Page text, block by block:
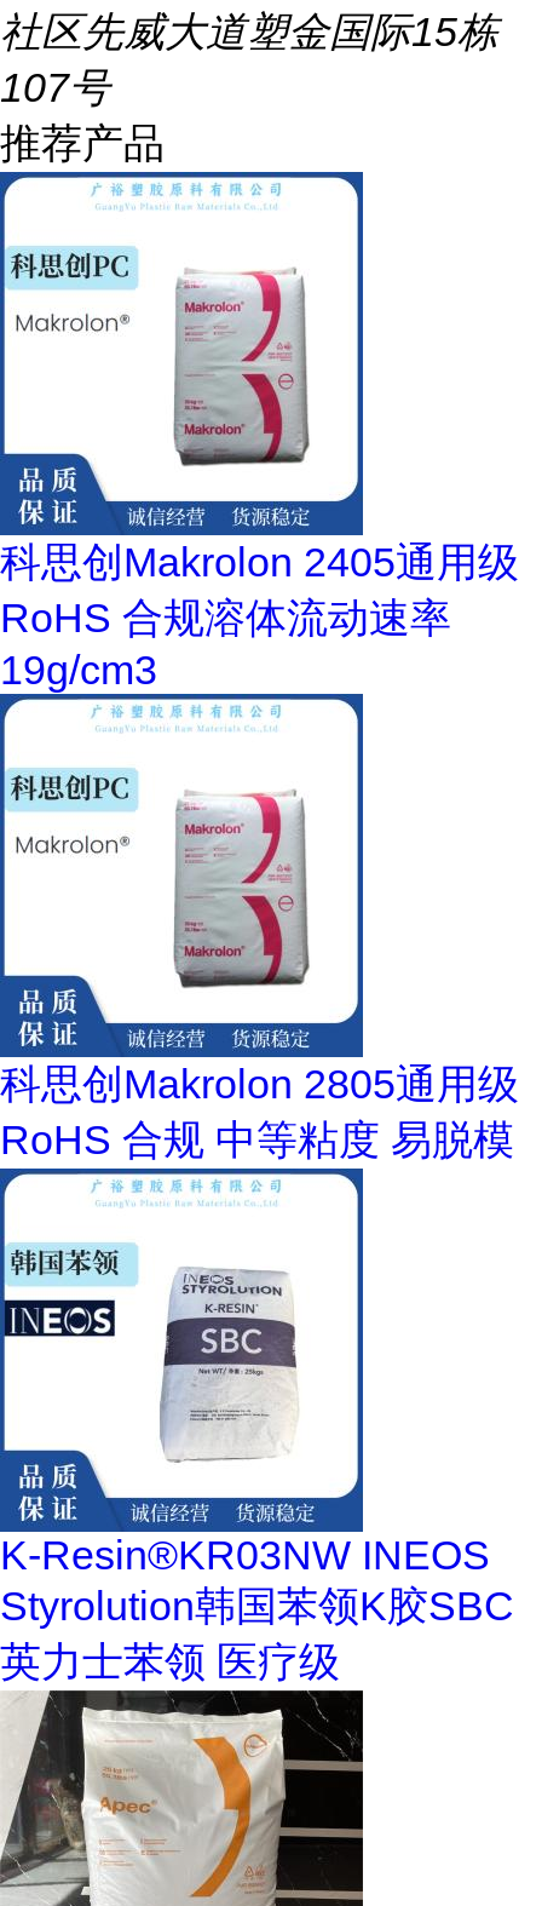
社区先威大道塑金国际15栋
107号
推荐产品
科思创Makrolon 2405通用级
RoHS 合规溶体流动速率
19g/cm3
科思创Makrolon 2805通用级
RoHS 合规 中等粘度 易脱模
K-Resin®KR03NW INEOS
Styrolution韩国苯领K胶SBC
英力士苯领 医疗级